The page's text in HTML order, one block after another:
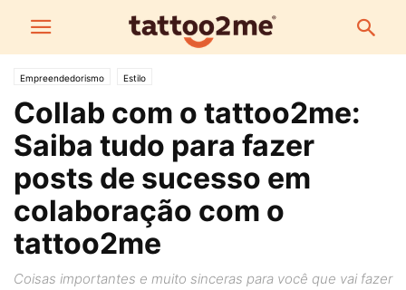
Empreendedorismo Estilo
Collab com o tattoo2me:
Saiba tudo para fazer
posts de sucesso em
colaboração com o
tattoo2me
Coisas importantes e muito sinceras para você que vai fazer